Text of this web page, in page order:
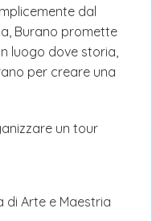
dal
Burano promette
luogo dove storia,
per creare una
un tour
di Arte e Maestria